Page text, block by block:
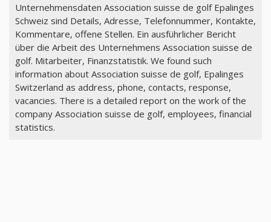
Unternehmensdaten Association suisse de golf Epalinges
Schweiz sind Details, Adresse, Telefonnummer, Kontakte,
Kommentare, offene Stellen. Ein ausführlicher Bericht
über die Arbeit des Unternehmens Association suisse de
golf. Mitarbeiter, Finanzstatistik. We found such
information about Association suisse de golf, Epalinges
Switzerland as address, phone, contacts, response,
vacancies. There is a detailed report on the work of the
company Association suisse de golf, employees, financial
statistics.